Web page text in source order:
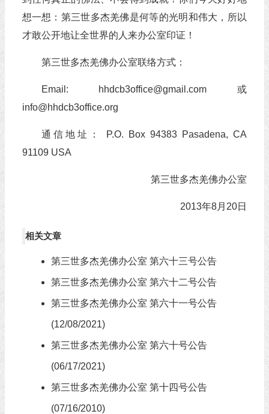
想一想：第三世多杰羌佛是何等的光明和伟大，所以
才敢公开地让全世界的人来办公室印证！
第三世多杰羌佛办公室联络方式：
Email: hhdcb3office@gmail.com 或
info@hhdcb3office.org
通信地址： P.O. Box 94383 Pasadena, CA
91109 USA
第三世多杰羌佛办公室
2013年8月20日
相关文章
第三世多杰羌佛办公室 第六十三号公告
第三世多杰羌佛办公室 第六十二号公告
第三世多杰羌佛办公室 第六十一号公告
(12/08/2021)
第三世多杰羌佛办公室 第六十号公告
(06/17/2021)
第三世多杰羌佛办公室 第十四号公告
(07/16/2010)